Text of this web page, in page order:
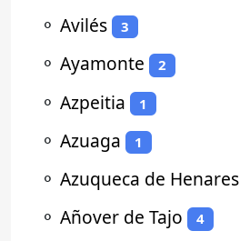
⚬ Avilés 3
⚬ Ayamonte 2
⚬ Azpeitia 1
⚬ Azuaga 1
⚬ Azuqueca de Henares
⚬ Añover de Tajo 4